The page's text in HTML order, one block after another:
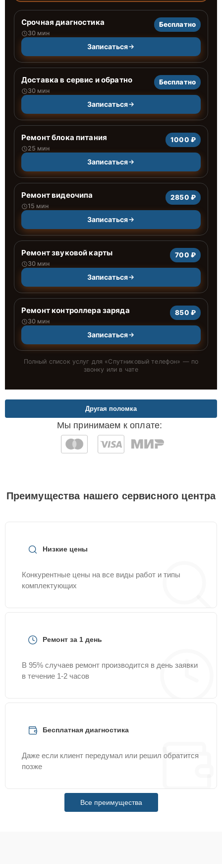
Срочная диагностика
30 мин
Бесплатно
Записаться
Доставка в сервис и обратно
30 мин
Бесплатно
Записаться
Ремонт блока питания
25 мин
1000 ₽
Записаться
Ремонт видеочипа
15 мин
2850 ₽
Записаться
Ремонт звуковой карты
30 мин
700 ₽
Записаться
Ремонт контроллера заряда
30 мин
850 ₽
Записаться
Полный список услуг для «Спутниковый телефон» — по
звонку или в чате
Мы принимаем к оплате:
Другая поломка
Преимущества нашего сервисного центра
Низкие цены
Конкурентные цены на все виды работ и типы
комплектующих
Ремонт за 1 день
В 95% случаев ремонт производится в день заявки
в течение 1-2 часов
Бесплатная диагностика
Даже если клиент передумал или решил обратится
позже
Все преимущества